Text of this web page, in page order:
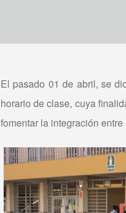
El pasado 01 de abril, se
horario de clase, cuya
fomentar la integración